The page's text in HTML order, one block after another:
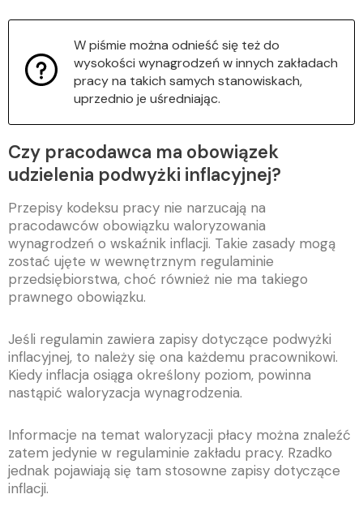
W piśmie można odnieść się też do
wysokości wynagrodzeń w innych zakładach
pracy na takich samych stanowiskach,
uprzednio je uśredniając.
Czy pracodawca ma obowiązek
udzielenia podwyżki inflacyjnej?
Przepisy kodeksu pracy nie narzucają na
pracodawców obowiązku waloryzowania
wynagrodzeń o wskaźnik inflacji. Takie zasady mogą
zostać ujęte w wewnętrznym regulaminie
przedsiębiorstwa, choć również nie ma takiego
prawnego obowiązku.
Jeśli regulamin zawiera zapisy dotyczące podwyżki
inflacyjnej, to należy się ona każdemu pracownikowi.
Kiedy inflacja osiąga określony poziom, powinna
nastąpić waloryzacja wynagrodzenia.
Informacje na temat waloryzacji płacy można znaleźć
zatem jedynie w regulaminie zakładu pracy. Rzadko
jednak pojawiają się tam stosowne zapisy dotyczące
inflacji.